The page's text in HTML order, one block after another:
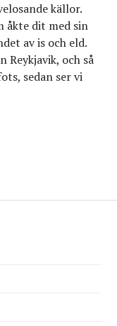
källor.
åkte dit med sin
av is och eld.
Reykjavik, och så
sedan ser vi
är som ISLAND